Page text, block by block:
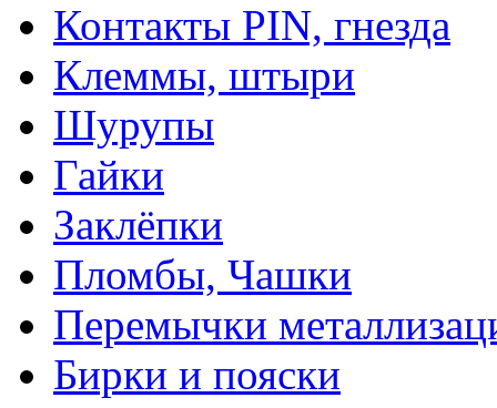
Контакты PIN, гнезда
Клеммы, штыри
Шурупы
Гайки
Заклёпки
Пломбы, Чашки
Перемычки
Бирки и пояски